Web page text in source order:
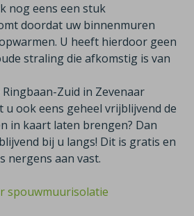
nog eens een stuk
doordat uw binnenmuren
U heeft hierdoor geen
straling die afkomstig is van
Zuid in Zevenaar
u ook eens geheel vrijblijvend de
in kaart laten brengen? Dan
bij u langs! Dit is gratis en
nergens aan vast.
spouwmuurisolatie